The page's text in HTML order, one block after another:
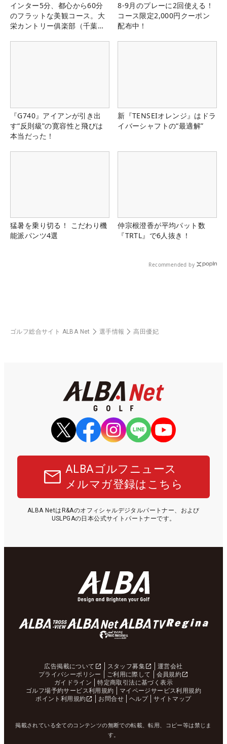
インター5分、都心から60分
のフラットな美観コース。大
栄カントリー俱楽部（千葉
8-9月のプレーに2回使える！
コース限定2,000円クーポン
配布中！
『G740』アイアンが引き出
す“反則級”の寛容性と飛びは
本当だった！
新『TENSEIオレンジ』はドラ
イバーシャフトの“最適解”
猛暑を乗り切る！ こだわり機
能派パンツ4選
仲宗根澄香が平均パット数
『TRTL』で6人抜き！
Recommended by
ゴルフ総合サイト ALBA Net 選手情報 高田優妃
ALBAゴルフニュース
メルマガ登録はこちら
ALBA NetはR&Aのオフィシャルデジタルパートナー、および
USLPGAの日本公式サイトパートナーです。
広告掲載について スタッフ募集
運営会社
プライバシーポリシー
ご利用に際して
会員規約
ガイドライン
特定商取引法に基づく表示
ゴルフ場予約サービス利用規約
マイページサービス利用規約
ポイント利用規約
お問合せ ヘルプ サイトマップ
掲載されている全てのコンテンツの無断での転載、転用、コピー等は禁じま
す。